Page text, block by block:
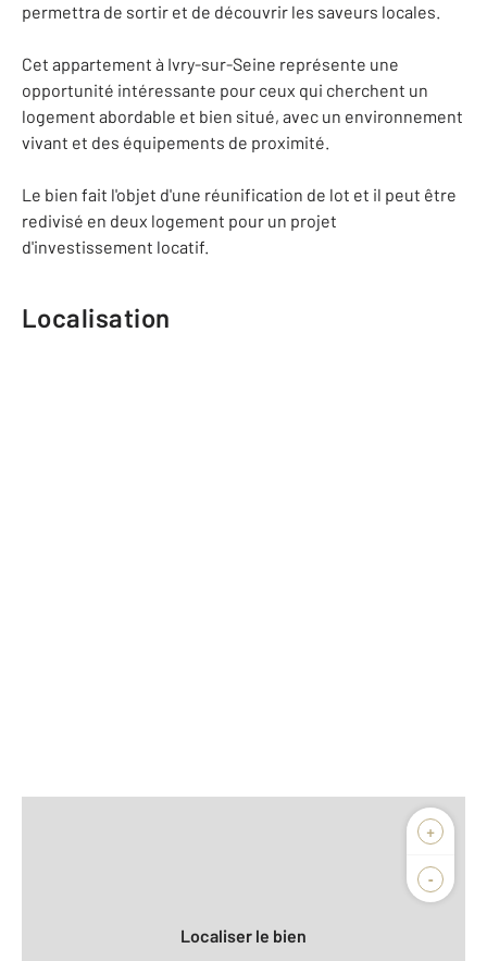
permettra de sortir et de découvrir les saveurs locales.
Cet appartement à Ivry-sur-Seine représente une
opportunité intéressante pour ceux qui cherchent un
logement abordable et bien situé, avec un environnement
vivant et des équipements de proximité.
Le bien fait l'objet d'une réunification de lot et il peut être
redivisé en deux logement pour un projet
d'investissement locatif.
Localisation
+
-
Biens vendus
Localiser le bien